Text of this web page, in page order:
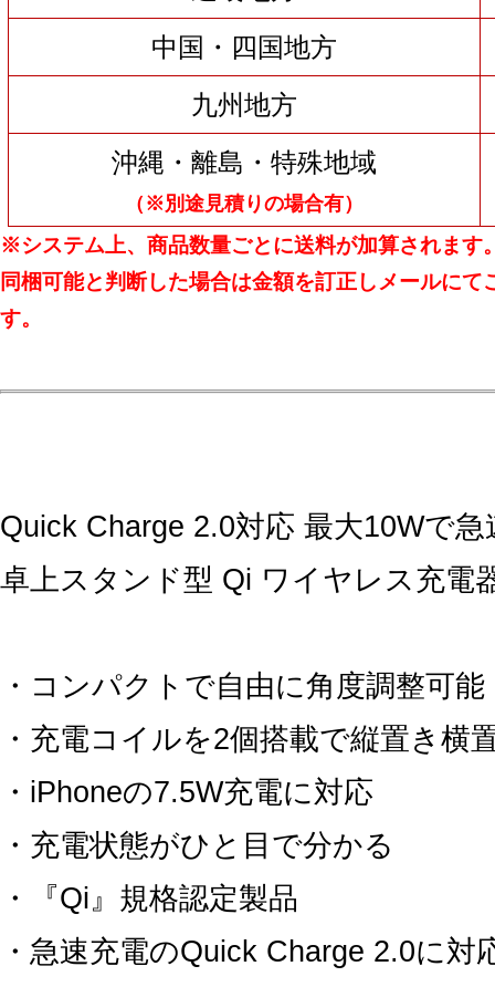
中国・四国地方
九州地方
沖縄・離島・特殊地域
（※別途見積りの場合有）
※システム上、商品数量ごとに送料が加算されます
同梱可能と判断した場合は金額を訂正しメールにて
す。
Quick Charge 2.0対応 最大10Wで急
卓上スタンド型 Qi ワイヤレス充電
・コンパクトで自由に角度調整可能
・充電コイルを2個搭載で縦置き横
・iPhoneの7.5W充電に対応
・充電状態がひと目で分かる
・『Qi』規格認定製品
・急速充電のQuick Charge 2.0に対